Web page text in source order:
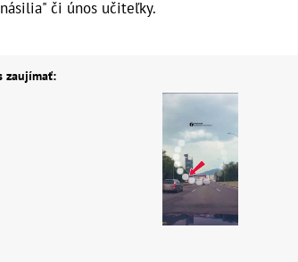
či únos učiteľky.
zaujímať: